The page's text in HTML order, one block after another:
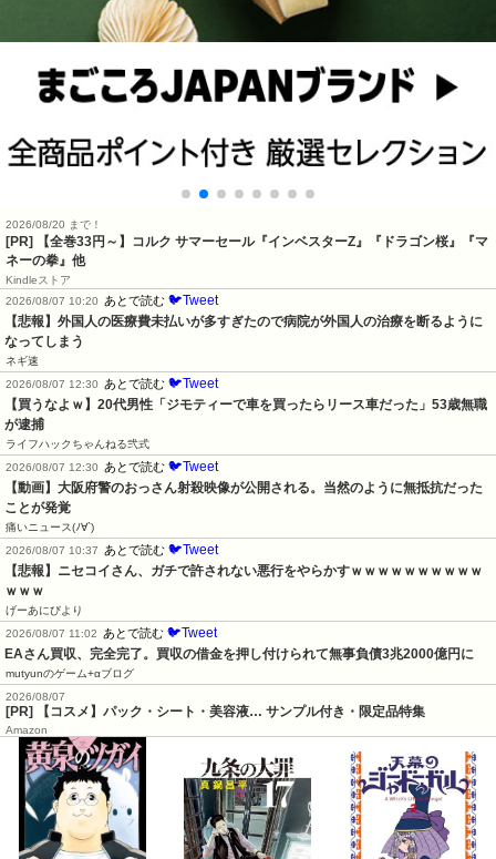
2026/08/20 まで！
[PR]
【全巻33円～】コルク サマーセール『インベスターZ』『ドラゴン桜』『マ
ネーの拳』他
Kindleストア
2026/08/07 10:20
あとで読む 🐦Tweet
【悲報】外国人の医療費未払いが多すぎたので病院が外国人の治療を断るように
なってしまう
ネギ速
2026/08/07 12:30
あとで読む 🐦Tweet
【買うなよｗ】20代男性「ジモティーで車を買ったらリース車だった」53歳無職
が逮捕
ライフハックちゃんねる弐式
2026/08/07 12:30
あとで読む 🐦Tweet
【動画】大阪府警のおっさん射殺映像が公開される。当然のように無抵抗だった
ことが発覚
痛いニュース(ﾉ∀`)
2026/08/07 10:37
あとで読む 🐦Tweet
【悲報】ニセコイさん、ガチで許されない悪行をやらかすｗｗｗｗｗｗｗｗｗｗ
ｗｗｗ
げーあにびより
2026/08/07 11:02
あとで読む 🐦Tweet
EAさん買収、完全完了。買収の借金を押し付けられて無事負債3兆2000億円に
mutyunのゲーム+αブログ
2026/08/07
[PR] 【コスメ】パック・シート・美容液… サンプル付き・限定品特集
Amazon